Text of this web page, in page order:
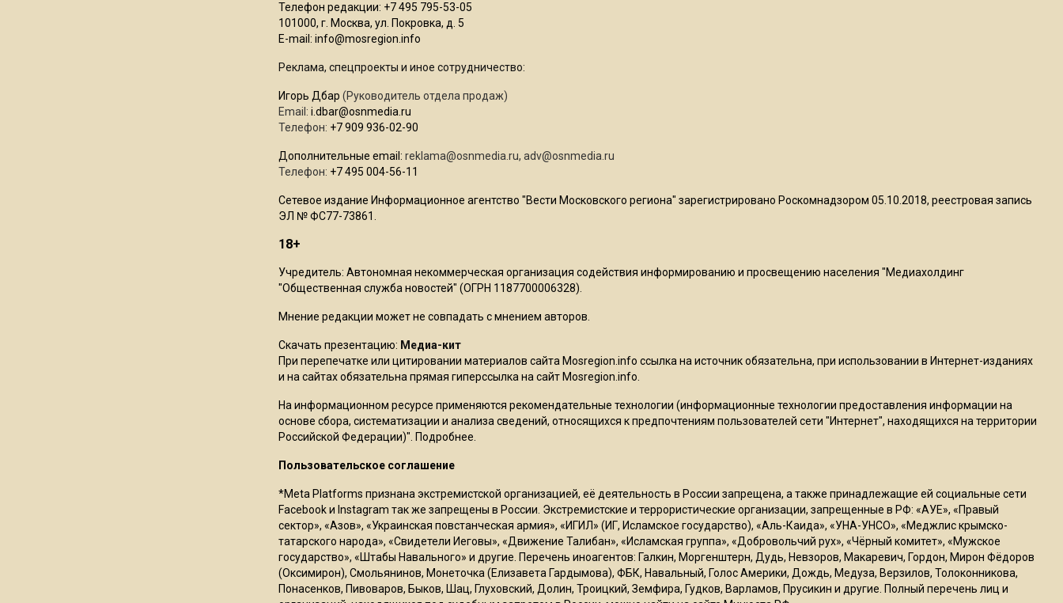
гражданство 88 человек и
аннулировали 2600 ВНЖ
Сотрудники хлебозавода в
Резкое похолодание с
грозами придет в
Юрист Машаров объяснил,
как МРОТ влияет на
будущие пенсии
17:12
Телефон редакции: +7 495 795-53-05
101000, г. Москва, ул. Покровка, д. 5
E-mail: info@mosregion.info
Реклама, спецпроекты и иное сотрудничество:
Игорь Дбар (Руководитель отдела продаж)
Email: i.dbar@osnmedia.ru
Телефон: +7 909 936-02-90
Дополнительные email: reklama@osnmedia.ru, adv@osnmedia.ru
Телефон: +7 495 004-56-11
Сетевое издание Информационное агентство "Вести Московского региона" зарегистрировано Роскомнадзором 05.10.2018, реестровая запись
ЭЛ № ФС77-73861.
18+
Учредитель: Автономная некоммерческая организация содействия информированию и просвещению населения "Медиахолдинг
"Общественная служба новостей" (ОГРН 1187700006328).
Мнение редакции может не совпадать с мнением авторов.
Скачать презентацию: Медиа-кит
При перепечатке или цитировании материалов сайта Mosregion.info ссылка на источник обязательна, при использовании в Интернет-изданиях
и на сайтах обязательна прямая гиперссылка на сайт Mosregion.info.
На информационном ресурсе применяются рекомендательные технологии (информационные технологии предоставления информации на
основе сбора, систематизации и анализа сведений, относящихся к предпочтениям пользователей сети "Интернет", находящихся на территории
Российской Федерации)". Подробнее
Пользовательское соглашение
*Meta Platforms признана экстремистской организацией, её деятельность в России запрещена, а также принадлежащие ей социальные сети
Facebook и Instagram так же запрещены в России. Экстремистские и террористические организации, запрещенные в РФ: «АУЕ», «Правый
сектор», «Азов», «Украинская повстанческая армия», «ИГИЛ» (ИГ, Исламское государство), «Аль-Каида», «УНА-УНСО», «Меджлис крымско-
татарского народа», «Свидетели Иеговы», «Движение Талибан», «Исламская группа», «Добровольчий рух», «Чёрный комитет», «Мужское
государство», «Штабы Навального» и другие. Перечень иноагентов: Галкин, Моргенштерн, Дудь, Невзоров, Макаревич, Гордон, Мирон Фёдоров
(Оксимирон), Смольянинов, Монеточка (Елизавета Гардымова), ФБК, Навальный, Голос Америки, Дождь, Медуза, Верзилов, Толоконникова,
Понасенков, Пивоваров, Быков, Шац, Глуховский, Долин, Троицкий, Земфира, Гудков, Варламов, Прусикин и другие. Полный перечень лиц и